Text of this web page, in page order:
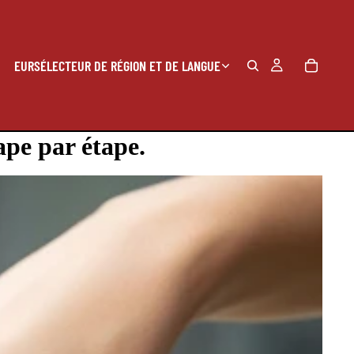
EURSÉLECTEUR DE RÉGION ET DE LANGUE
par étape.